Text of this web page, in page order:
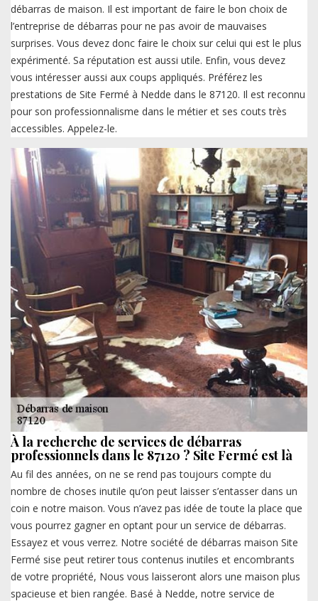
débarras de maison. Il est important de faire le bon choix de
l’entreprise de débarras pour ne pas avoir de mauvaises
surprises. Vous devez donc faire le choix sur celui qui est le plus
expérimenté. Sa réputation est aussi utile. Enfin, vous devez
vous intéresser aussi aux coups appliqués. Préférez les
prestations de Site Fermé à Nedde dans le 87120. Il est reconnu
pour son professionnalisme dans le métier et ses couts très
accessibles. Appelez-le.
À la recherche de services de débarras
professionnels dans le 87120 ? Site Fermé est là
Au fil des années, on ne se rend pas toujours compte du
nombre de choses inutile qu’on peut laisser s’entasser dans un
coin e notre maison. Vous n’avez pas idée de toute la place que
vous pourrez gagner en optant pour un service de débarras.
Essayez et vous verrez. Notre société de débarras maison Site
Fermé sise peut retirer tous contenus inutiles et encombrants
de votre propriété, Nous vous laisseront alors une maison plus
spacieuse et bien rangée. Basé à Nedde, notre service de